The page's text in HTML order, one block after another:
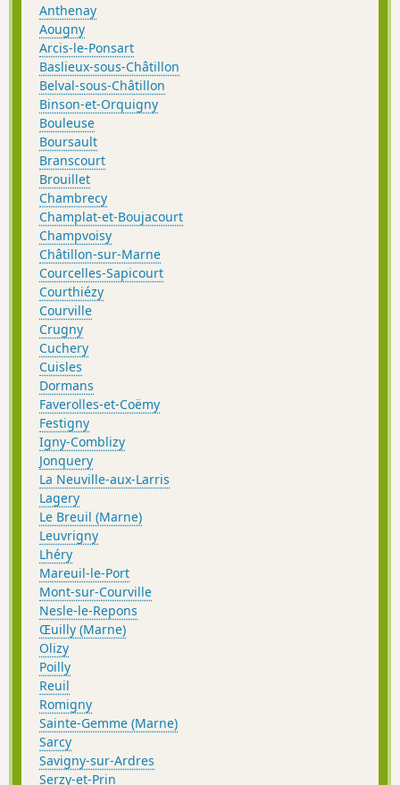
Anthenay
Aougny
Arcis-le-Ponsart
Baslieux-sous-Châtillon
Belval-sous-Châtillon
Binson-et-Orquigny
Bouleuse
Boursault
Branscourt
Brouillet
Chambrecy
Champlat-et-Boujacourt
Champvoisy
Châtillon-sur-Marne
Courcelles-Sapicourt
Courthiézy
Courville
Crugny
Cuchery
Cuisles
Dormans
Faverolles-et-Coëmy
Festigny
Igny-Comblizy
Jonquery
La Neuville-aux-Larris
Lagery
Le Breuil (Marne)
Leuvrigny
Lhéry
Mareuil-le-Port
Mont-sur-Courville
Nesle-le-Repons
Œuilly (Marne)
Olizy
Poilly
Reuil
Romigny
Sainte-Gemme (Marne)
Sarcy
Savigny-sur-Ardres
Serzy-et-Prin